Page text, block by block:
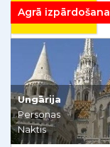
no92€/mēnesī
Agrā izpārdošana
Ungārija
Personas
Naktis